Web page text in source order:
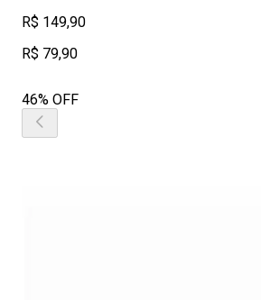
R$ 149,90
R$ 79,90
46% OFF